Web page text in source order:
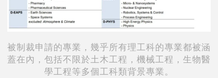
被制裁申請的專業，幾乎所有理工科的專業都被涵
蓋在內，包括不限於土木工程，機械工程，生物醫
學工程等多個工科類背景專業。